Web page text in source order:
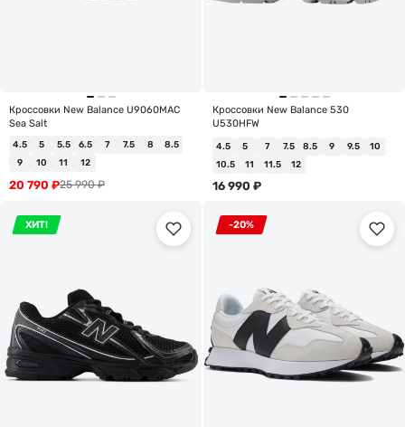
Кроссовки New Balance U9060MAC
Sea Salt
4.5 5 5.5 6.5 7 7.5 8
8.5
9
10 11 12
25 990₽
20 790 ₽
Кроссовки New Balance 530
U530HFW
4.5 5 7 7.5 8.5 9 9.5
10
10.5
11 11.5 12
16 990 ₽
ХИТ! -20%